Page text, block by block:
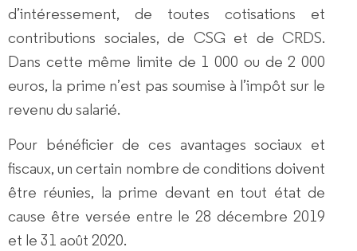
d’intéressement, de toutes cotisations et
contributions sociales, de CSG et de CRDS.
Dans cette même limite de 1 000 ou de 2 000
euros, la prime n’est pas soumise à l’impôt sur le
revenu du salarié.
Pour bénéficier de ces avantages sociaux et
fiscaux, un certain nombre de conditions doivent
être réunies, la prime devant en tout état de
cause être versée entre le 28 décembre 2019
et le 31 août 2020.